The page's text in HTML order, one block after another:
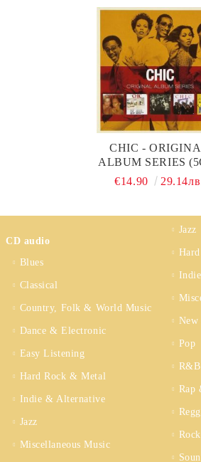
CHIC -
ALBUM SERIES
€14.90
CD audio
Blues
Classical
Country, Folk & World Music
Dance & Electronic
Easy Listening
Hard Rock & Metal
Indie & Alternative
Jazz
Miscellaneous Music
Jazz
Pop
Rap
Rock